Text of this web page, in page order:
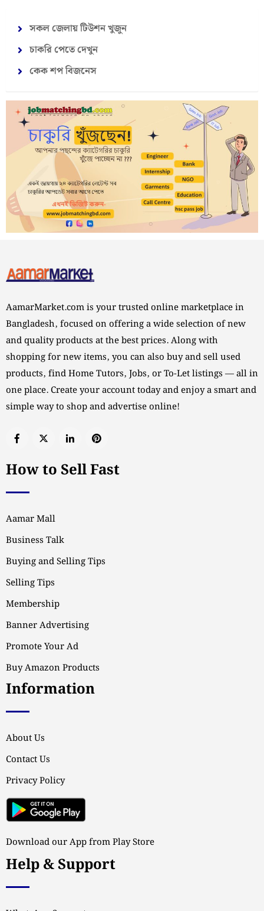
সকল জেলায় টিউশন খুজুন
চাকরি পেতে দেখুন
কেক শপ বিজনেস
AamarMarket.com is your trusted online marketplace in
Bangladesh, focused on offering a wide selection of new
and quality products at the best prices. Along with
shopping for new items, you can also buy and sell used
products, find Home Tutors, Jobs, or To-Let listings — all in
one place. Create your account today and enjoy a smart and
simple way to shop and advertise online!
How to Sell Fast
Aamar Mall
Business Talk
Buying and Selling Tips
Selling Tips
Membership
Banner Advertising
Promote Your Ad
Buy Amazon Products
Information
About Us
Contact Us
Privacy Policy
Download our App from Play Store
Help & Support